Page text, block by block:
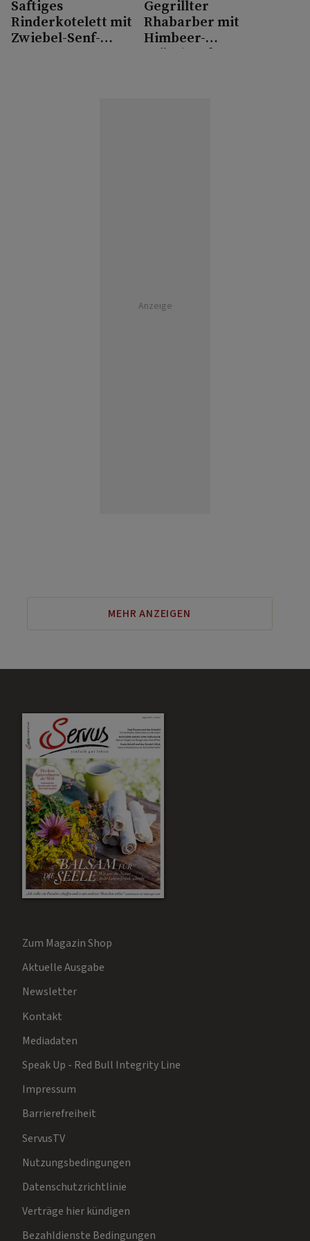
Saftiges
Rinderkotelett mit
Zwiebel-Senf-
Gegrillter
Rhabarber mit
Himbeer-
Bröseltopfen von
Anzeige
MEHR ANZEIGEN
Zum Magazin Shop
Aktuelle Ausgabe
Newsletter
Kontakt
Mediadaten
Speak Up - Red Bull Integrity Line
Impressum
Barrierefreiheit
ServusTV
Nutzungsbedingungen
Datenschutzrichtlinie
Verträge hier kündigen
Bezahldienste Bedingungen